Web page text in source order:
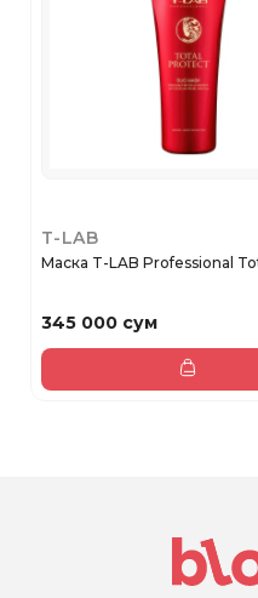
T-LAB
Маска T-LAB Professional
345 000 сум